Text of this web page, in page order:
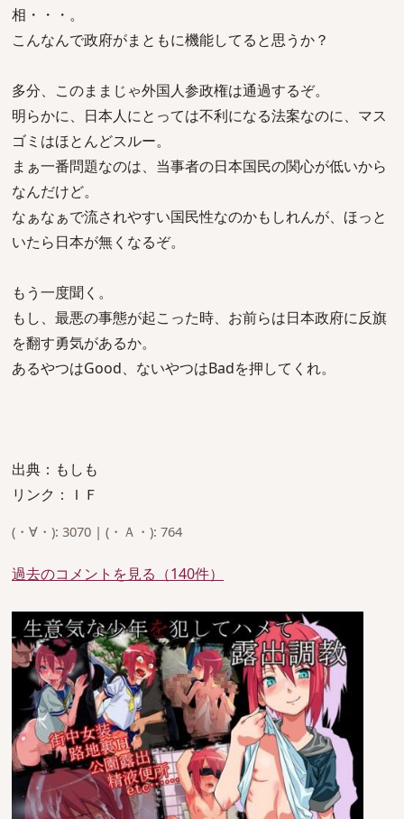
相・・・。
こんなんで政府がまともに機能してると思うか？
多分、このままじゃ外国人参政権は通過するぞ。
明らかに、日本人にとっては不利になる法案なのに、マス
ゴミはほとんどスルー。
まぁ一番問題なのは、当事者の日本国民の関心が低いから
なんだけど。
なぁなぁで流されやすい国民性なのかもしれんが、ほっと
いたら日本が無くなるぞ。
もう一度聞く。
もし、最悪の事態が起こった時、お前らは日本政府に反旗
を翻す勇気があるか。
あるやつはGood、ないやつはBadを押してくれ。
出典：もしも
リンク：ＩＦ
(・∀・): 3070 | (・Ａ・): 764
過去のコメントを見る（140件）